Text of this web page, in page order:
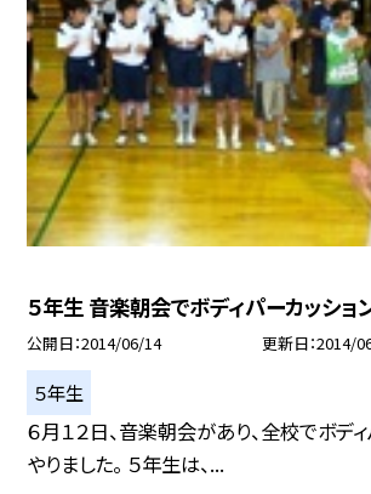
５年生 音楽朝会でボディパーカッショ
公開日 2014/06/14 更新日 2014/
５年生
６月１２日、音楽朝会があり、全校でボデ
やりました。 ５年生は、...